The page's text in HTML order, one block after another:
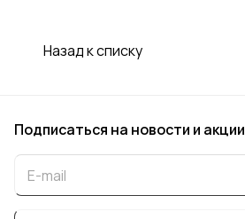
Назад к списку
Подписаться на новости и акции